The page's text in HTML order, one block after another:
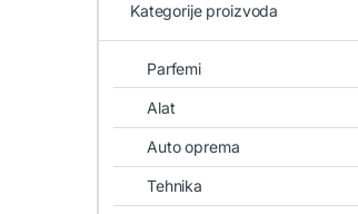
Kategorije proizvoda
Parfemi
Alat
Auto oprema
Tehnika